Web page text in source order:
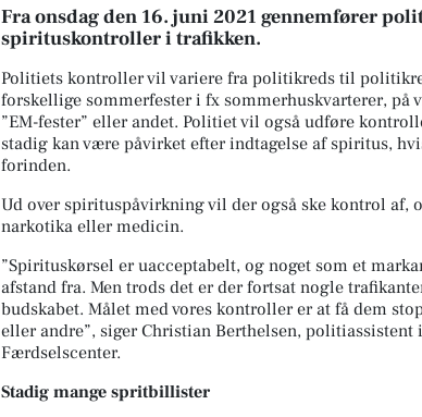
Fra onsdag den 16. juni 2021 gennemfører
spirituskontroller i trafikken.
Politiets kontroller vil variere fra politikreds til
forskellige sommerfester i fx sommerhuskvarterer, på
”EM-fester” eller andet. Politiet vil også udføre
stadig kan være påvirket efter indtagelse af spiritus,
forinden.
Ud over spirituspåvirkning vil der også ske kontrol af,
narkotika eller medicin.
”Spirituskørsel er uacceptabelt, og noget som et
afstand fra. Men trods det er der fortsat nogle
budskabet. Målet med vores kontroller er at få dem
eller andre”, siger Christian Berthelsen,
Færdselscenter.
Stadig mange spritbillister